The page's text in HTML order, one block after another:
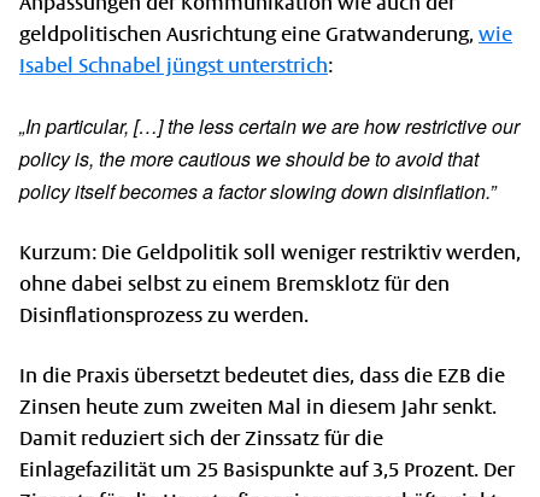
geldpolitischen Ausrichtung eine Gratwanderung, wie
Isabel Schnabel jüngst unterstrich:
„In particular, […] the less certain we are how restrictive our
policy is, the more cautious we should be to avoid that
policy itself becomes a factor slowing down disinflation.”
Kurzum: Die Geldpolitik soll weniger restriktiv werden,
ohne dabei selbst zu einem Bremsklotz für den
Disinflationsprozess zu werden.
In die Praxis übersetzt bedeutet dies, dass die EZB die
Zinsen heute zum zweiten Mal in diesem Jahr senkt.
Damit reduziert sich der Zinssatz für die
Einlagefazilität um 25 Basispunkte auf 3,5 Prozent. Der